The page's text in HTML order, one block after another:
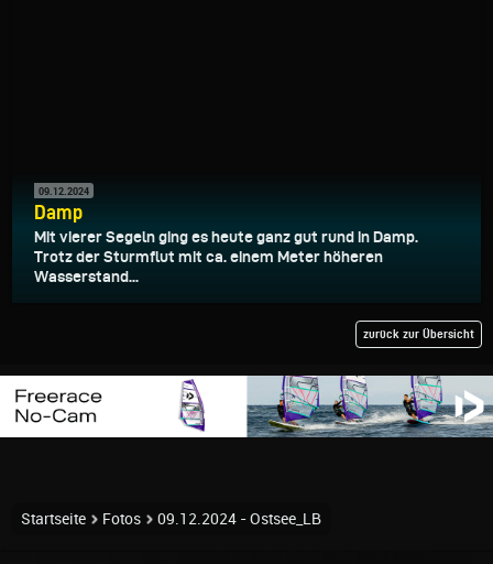
09.12.2024
Damp
Mit vierer Segeln ging es heute ganz gut rund in Damp.
Trotz der Sturmflut mit ca. einem Meter höheren
Wasserstand...
zurück zur Übersicht
Startseite Fotos 09.12.2024 - Ostsee_LB